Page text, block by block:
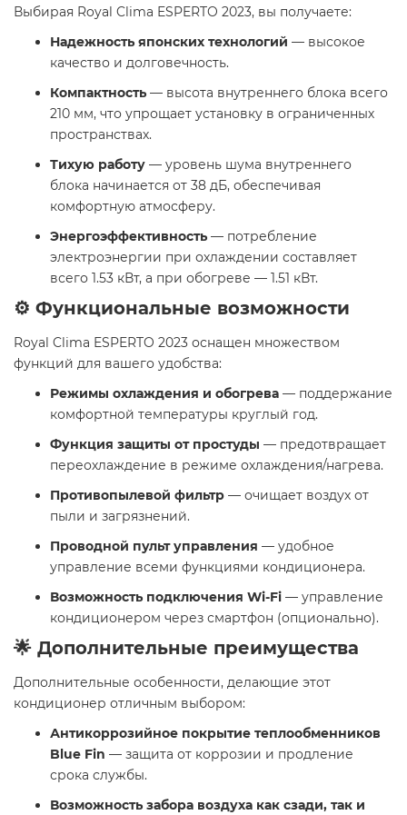
Выбирая Royal Clima ESPERTO 2023, вы получаете:
Надежность японских технологий — высокое
качество и долговечность.
Компактность — высота внутреннего блока всего
210 мм, что упрощает установку в ограниченных
пространствах.
Тихую работу — уровень шума внутреннего
блока начинается от 38 дБ, обеспечивая
комфортную атмосферу.
Энергоэффективность — потребление
электроэнергии при охлаждении составляет
всего 1.53 кВт, а при обогреве — 1.51 кВт.
⚙️ Функциональные возможности
Royal Clima ESPERTO 2023 оснащен множеством
функций для вашего удобства:
Режимы охлаждения и обогрева — поддержание
комфортной температуры круглый год.
Функция защиты от простуды — предотвращает
переохлаждение в режиме охлаждения/нагрева.
Противопылевой фильтр — очищает воздух от
пыли и загрязнений.
Проводной пульт управления — удобное
управление всеми функциями кондиционера.
Возможность подключения Wi-Fi — управление
кондиционером через смартфон (опционально).
🌟 Дополнительные преимущества
Дополнительные особенности, делающие этот
кондиционер отличным выбором:
Антикоррозийное покрытие теплообменников
Blue Fin — защита от коррозии и продление
срока службы.
Возможность забора воздуха как сзади, так и